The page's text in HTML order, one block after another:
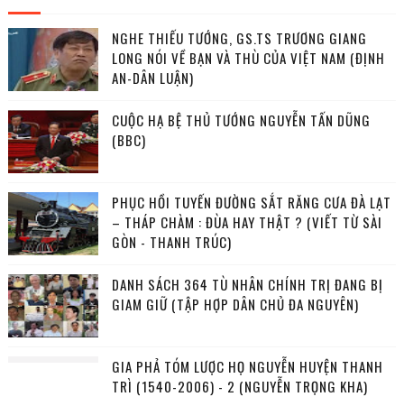
NGHE THIẾU TƯỚNG, GS.TS TRƯƠNG GIANG
LONG NÓI VỀ BẠN VÀ THÙ CỦA VIỆT NAM (ĐỊNH
AN-DÂN LUẬN)
CUỘC HẠ BỆ THỦ TƯỚNG NGUYỄN TẤN DŨNG
(BBC)
PHỤC HỒI TUYẾN ĐƯỜNG SẮT RĂNG CƯA ĐÀ LẠT
– THÁP CHÀM : ĐÙA HAY THẬT ? (VIẾT TỪ SÀI
GÒN - THANH TRÚC)
DANH SÁCH 364 TÙ NHÂN CHÍNH TRỊ ĐANG BỊ
GIAM GIỮ (TẬP HỢP DÂN CHỦ ĐA NGUYÊN)
GIA PHẢ TÓM LƯỢC HỌ NGUYỄN HUYỆN THANH
TRÌ (1540-2006) - 2 (NGUYỄN TRỌNG KHA)